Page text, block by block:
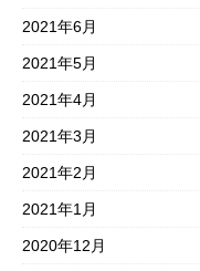
2021年6月
2021年5月
2021年4月
2021年3月
2021年2月
2021年1月
2020年12月